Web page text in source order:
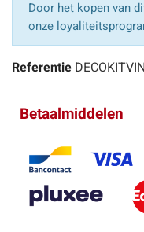
Door het kopen van
onze
Referentie
Betaalmiddelen